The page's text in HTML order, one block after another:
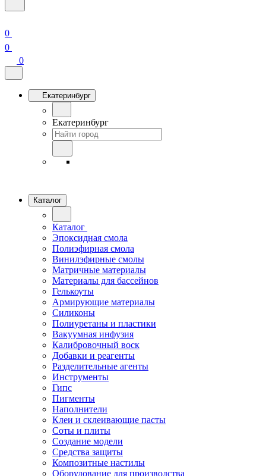
0
0
0
Екатеринбург
Екатеринбург
Каталог
Каталог
Эпоксидная смола
Полиэфирная смола
Винилэфирные смолы
Матричные материалы
Материалы для бассейнов
Гелькоуты
Армирующие материалы
Силиконы
Полиуретаны и пластики
Вакуумная инфузия
Калибровочный воск
Добавки и реагенты
Разделительные агенты
Инструменты
Гипс
Пигменты
Наполнители
Клеи и склеивающие пасты
Соты и плиты
Создание модели
Средства защиты
Композитные настилы
Оборудование для производства